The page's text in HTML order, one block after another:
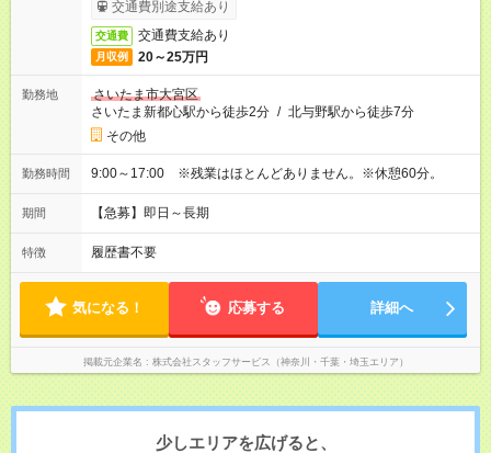
交通費別途支給あり
交通費 交通費支給あり
月収例 20～25万円
勤務地
さいたま市大宮区
さいたま新都心駅から徒歩2分 / 北与野駅から徒歩7分
その他
勤務時間 9:00～17:00 ※残業はほとんどありません。※休憩60分。
期間 【急募】即日～長期
特徴 履歴書不要
気になる！ 応募する 詳細へ
掲載元企業名 株式会社スタッフサービス（神奈川・千葉・埼玉エリア）
少しエリアを広げると、